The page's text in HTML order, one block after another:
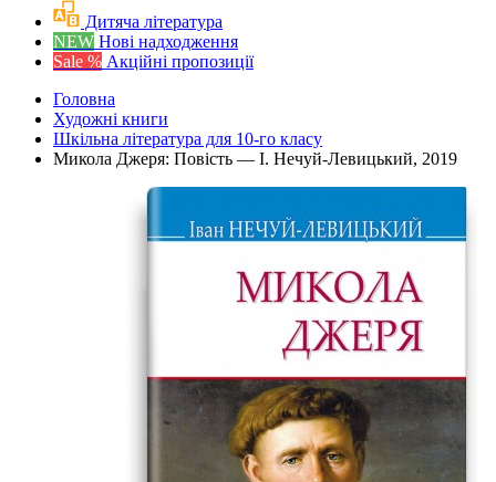
Дитяча література
NEW Нові надходження
Sale % Акційні пропозиції
Головна
Художні книги
Шкільна література для 10-го класу
Микола Джеря: Повість — І. Нечуй-Левицький, 2019